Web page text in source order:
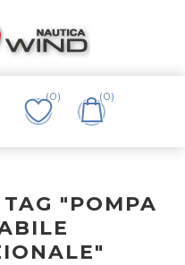
(0) (0)
"POMPA